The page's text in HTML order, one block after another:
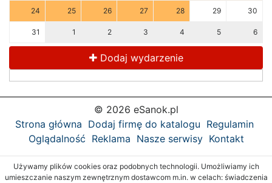
24 25 26 27 28 29 30
31 1 2 3 4 5 6
Dodaj wydarzenie
© 2026 eSanok.pl
Strona główna Dodaj firmę do katalogu Regulamin
Oglądalność Reklama Nasze serwisy Kontakt
Używamy plików cookies oraz podobnych technologii. Umożliwiamy ich
umieszczanie naszym zewnętrznym dostawcom m.in. w celach: świadczenia